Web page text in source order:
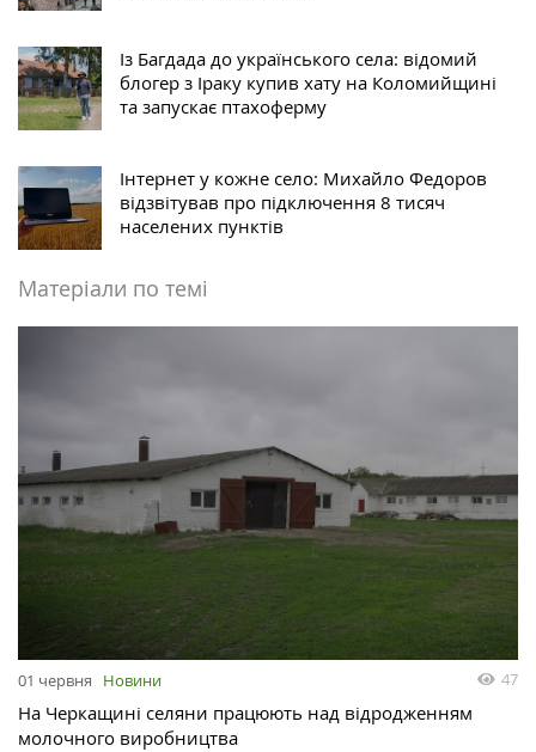
Із Багдада до українського села: відомий
блогер з Іраку купив хату на Коломийщині
та запускає птахоферму
Інтернет у кожне село: Михайло Федоров
відзвітував про підключення 8 тисяч
населених пунктів
Матеріали по темі
01 червня Новини 47
На Черкащині селяни працюють над відродженням
молочного виробництва